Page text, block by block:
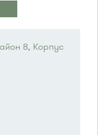
8, Корпус
31, 32.
улица"